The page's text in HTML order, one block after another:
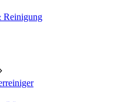
Reinigung